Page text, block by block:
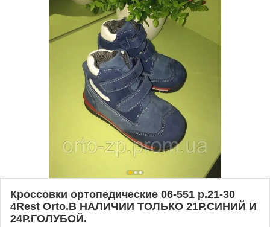
Кроссовки ортопедические 06-551 р.21-30
4Rest Orto.В НАЛИЧИИ ТОЛЬКО 21Р.СИНИЙ И
24Р.ГОЛУБОЙ.